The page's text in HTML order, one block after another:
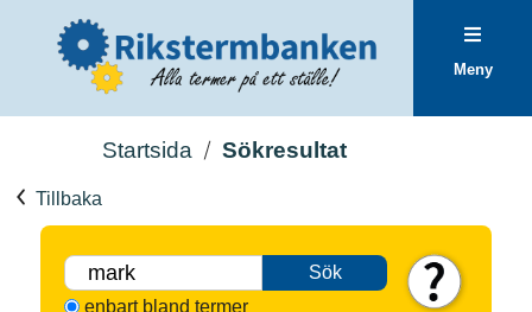
Meny
Startsida Sökresultat
Tillbaka
Sök
enbart bland termer